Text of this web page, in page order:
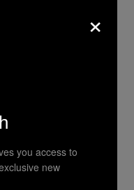
Que todos
debe
el mundo.
última película.
medio
ido perdiendo el
sobre el
×
you access to
new